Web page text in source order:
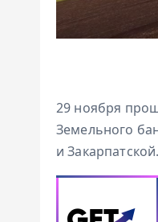
29 ноября
Земельного
и Закарпатской.